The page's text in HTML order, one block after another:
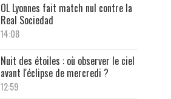
OL Lyonnes fait match nul contre la
Real Sociedad
14:08
Nuit des étoiles : où observer le ciel
avant l'éclipse de mercredi ?
12:59